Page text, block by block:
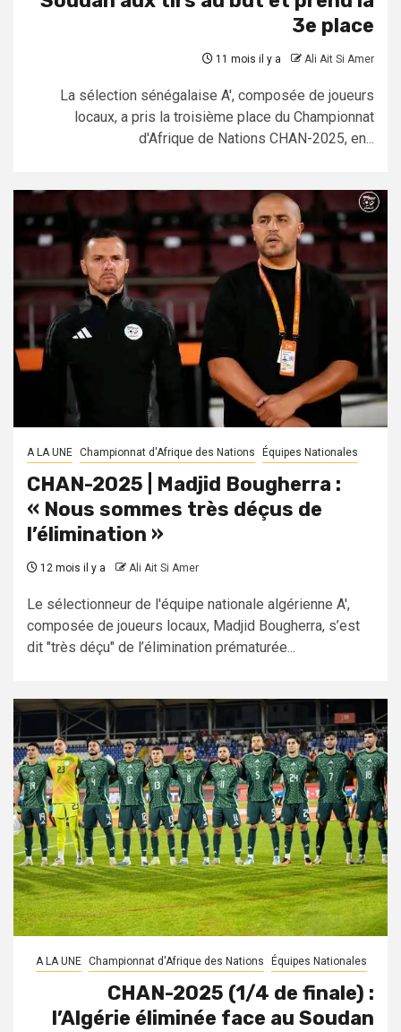
3e place
11 mois il y a Ali Ait Si Amer
La sélection sénégalaise A', composée de joueurs
locaux, a pris la troisième place du Championnat
d'Afrique de Nations CHAN-2025, en...
A LA UNE Championnat d'Afrique des Nations Équipes Nationales
CHAN-2025 | Madjid Bougherra :
« Nous sommes très déçus de
l’élimination »
12 mois il y a Ali Ait Si Amer
Le sélectionneur de l'équipe nationale algérienne A',
composée de joueurs locaux, Madjid Bougherra, s’est
dit "très déçu" de l’élimination prématurée...
A LA UNE Championnat d'Afrique des Nations Équipes Nationales
CHAN-2025 (1/4 de finale) :
l’Algérie éliminée face au Soudan